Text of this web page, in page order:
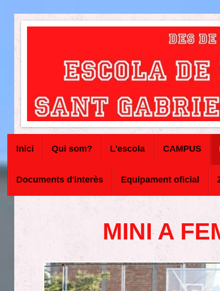
Inici Qui som? L'escola CAMPUS
Documents d'interès Equipament oficial
MINI A